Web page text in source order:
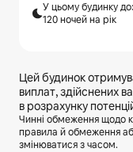
У цьому будинку
120 ночей на рік
Цей будинок
виплат, здійснених
в розрахунку
Чинні обмеження щодо
правила й обмеження
змінюватися з часом.